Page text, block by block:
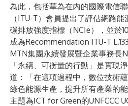
為此，包括華為在內的國際電信
（ITU-T）會員提出了評估網路
碳排放強度指標（NCIe），並於
成為Recommendation ITU-T
MTN集團永續發展暨企業事務長
「永續、可衡量的行動」是實現
道：「在這項過程中，數位技術
綠色能源生產，提升所有產業的能
主題為ICT for Green的UNFCCC